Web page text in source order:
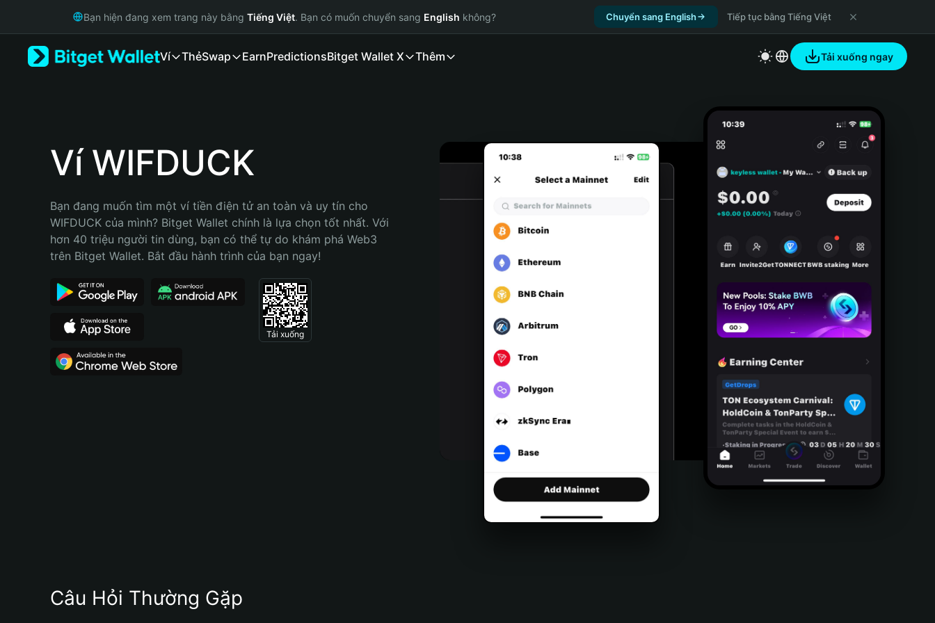
Русский
Bahasa Indonesia
Português (Brasil)
Bạn hiện đang xem trang này bằng Tiếng Việt. Bạn có muốn chuyển sang English không? Chuyển sang English Tiếp tục bằng Tiếng Việt
Ví ThẻSwap EarnPredictionsBitget Wallet X Thêm Tải xuống ngay
Ví WIFDUCK
Bạn đang muốn tìm một ví tiền điện tử an toàn và uy tín cho
WIFDUCK của mình? Bitget Wallet chính là lựa chọn tốt nhất. Với
hơn 40 triệu người tin dùng, bạn có thể tự do khám phá Web3
trên Bitget Wallet. Bắt đầu hành trình của bạn ngay!
Tải xuống
Câu Hỏi Thường Gặp